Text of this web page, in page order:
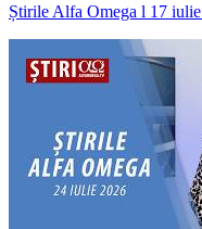
Știrile Alfa Omega l 17